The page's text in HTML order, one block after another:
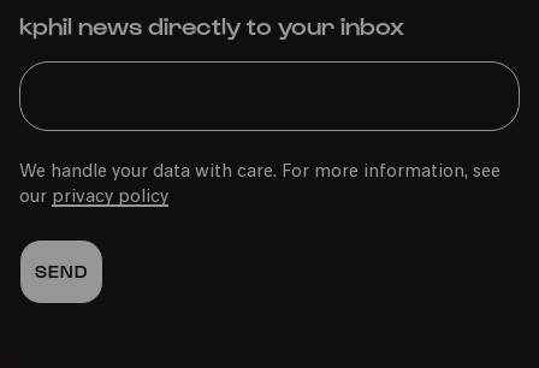
Bürgerzentrum Nippes – Altenberger Hof
PhilharmonieVeedel Pänz
25.10.2024
10:30
kphil news directly to your inbox
We handle your data with care. For more information, see
our privacy policy